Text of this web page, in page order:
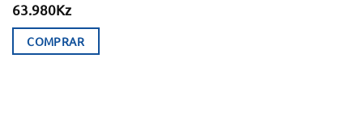
63.980Kz
COMPRAR